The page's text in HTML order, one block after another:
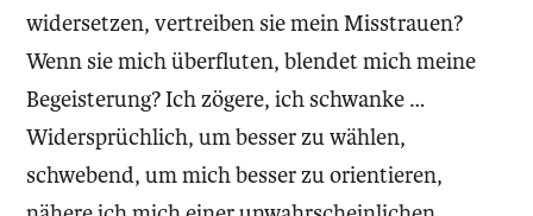
widersetzen, vertreiben sie mein Misstrauen?
Wenn sie mich überfluten, blendet mich meine
Begeisterung? Ich zögere, ich schwanke …
Widersprüchlich, um besser zu wählen,
schwebend, um mich besser zu orientieren,